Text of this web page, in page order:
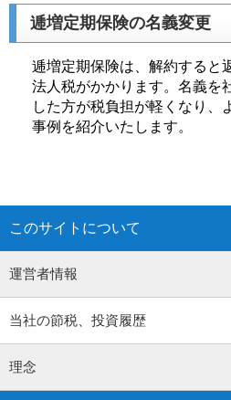
逓増定期保険の名義変更
逓増定期保険は、解約すると
法人税がかかります。名義を
した方が税負担が軽くなり、
事例を紹介いたします。
このサイトについて
運営者情報
当社の節税、投資履歴
理念